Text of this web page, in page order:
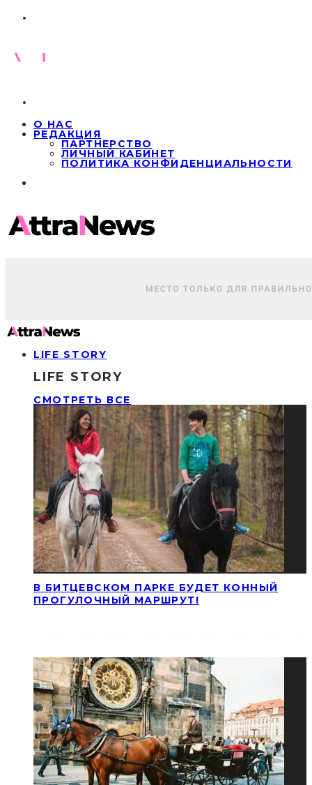
О НАС
РЕДАКЦИЯ
ПАРТНЕРСТВО
ЛИЧНЫЙ КАБИНЕТ
ПОЛИТИКА КОНФИДЕНЦИАЛЬНОСТИ
LIFE STORY
LIFE STORY
СМОТРЕТЬ ВСЕ
В БИТЦЕВСКОМ ПАРКЕ БУДЕТ КОННЫЙ
ПРОГУЛОЧНЫЙ МАРШРУТ!